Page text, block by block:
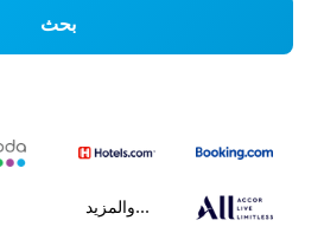
بحث
...والمزيد